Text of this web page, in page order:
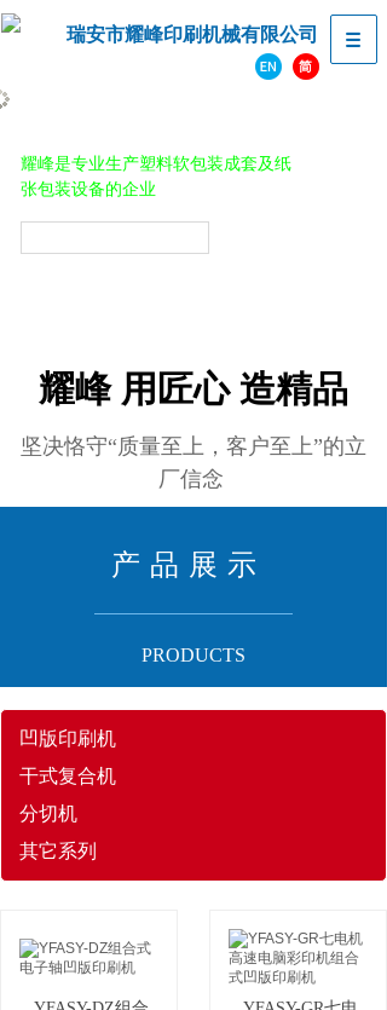
瑞安市耀峰印刷机械有限公司
耀峰是专业生产塑料软包装成套及纸
张包装设备的企业
耀峰用匠心 造精品
PRODUCTS​
产 品 展 示
凹版印刷机
干式复合机
分切机
其它系列
坚决恪守“质量至上，客户至上”的立
厂信念